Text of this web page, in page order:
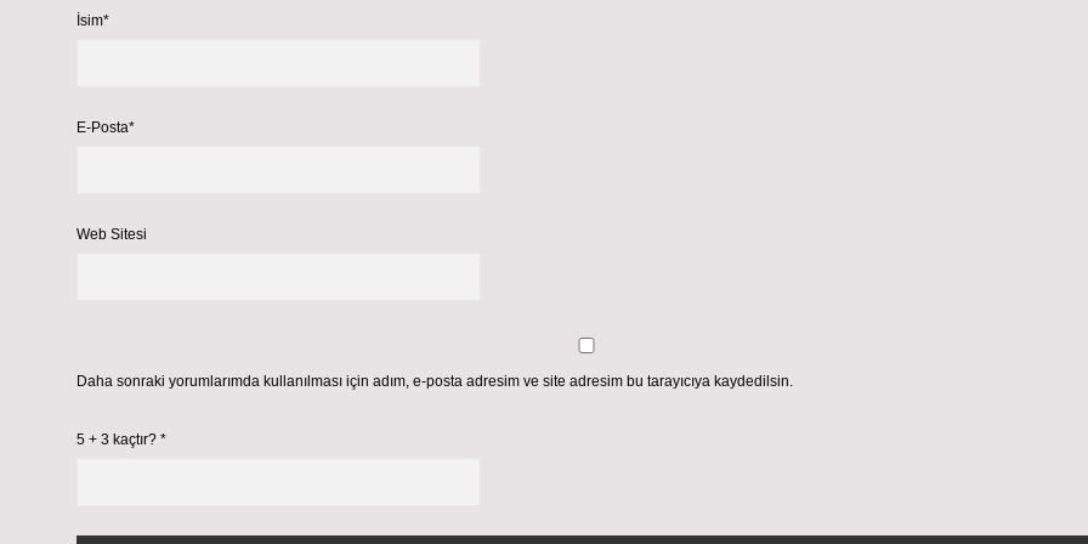
İsim*
E-Posta*
Web Sitesi
Daha sonraki yorumlarımda kullanılması için adım, e-posta adresim ve site adresim bu tarayıcıya kaydedilsin.
5 + 3 kaçtır? *